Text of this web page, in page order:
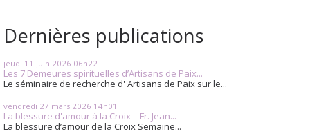
Dernières publications
jeudi 11 juin 2026 06h22
Les 7 Demeures spirituelles d’Artisans de Paix...
Le séminaire de recherche d' Artisans de Paix sur le...
vendredi 27 mars 2026 14h01
La blessure d'amour à la Croix – Fr. Jean...
La blessure d’amour de la Croix Semaine...